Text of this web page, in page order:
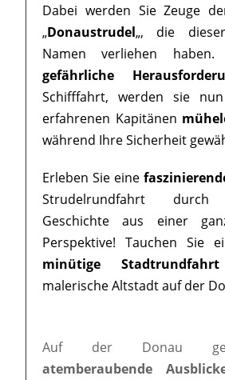
Dabei werden Sie Zeuge
„Donaustrudel„, die
Namen verliehen haben.
gefährliche
Schifffahrt, werden sie
erfahrenen Kapitänen
während Ihre Sicherheit
Erleben Sie eine
Strudelrundfahrt durch
Geschichte aus einer
Perspektive! Tauchen Sie
minütige Stadtrundfahrt
malerische Altstadt auf der
Auf der Donau
atemberaubende